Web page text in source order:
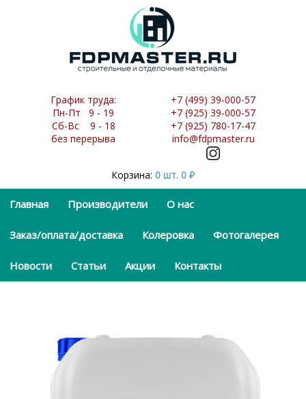
График труда:
Пн-Пт 9 - 19
Сб-Вс 9 - 18
без перерыва
+7 (499) 39-000-57
+7 (925) 39-000-57
+7 (925) 780-17-47
info@fdpmaster.ru
Корзина: 0 шт. 0 ₽
Главная Производители О нас
Заказ/оплата/доставка Колеровка Фотогалерея
Новости Статьи Акции Контакты